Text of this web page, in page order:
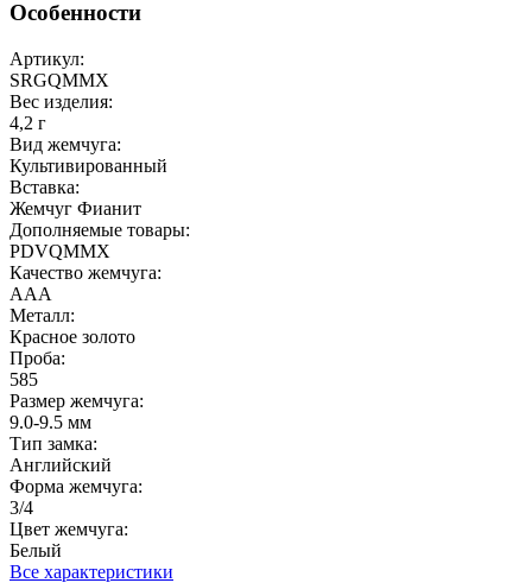
Особенности
Артикул:
SRGQMMX
Вес изделия:
4,2 г
Вид жемчуга:
Культивированный
Вставка:
Жемчуг Фианит
Дополняемые товары:
PDVQMMX
Качество жемчуга:
ААА
Металл:
Красное золото
Проба:
585
Размер жемчуга:
9.0-9.5 мм
Тип замка:
Английский
Форма жемчуга:
3/4
Цвет жемчуга:
Белый
Все характеристики